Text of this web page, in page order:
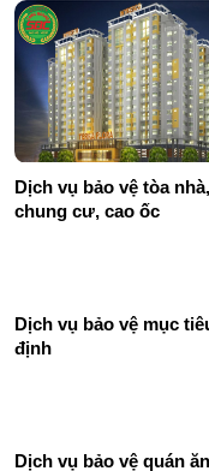
Dịch vụ bảo vệ tòa nhà,
chung cư, cao ốc